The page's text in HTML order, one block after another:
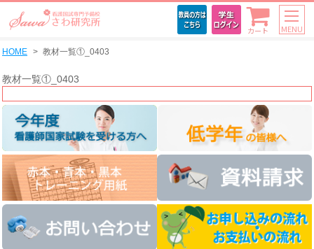
カート MENU
HOME 教材一覧①_0403
教材一覧①_0403